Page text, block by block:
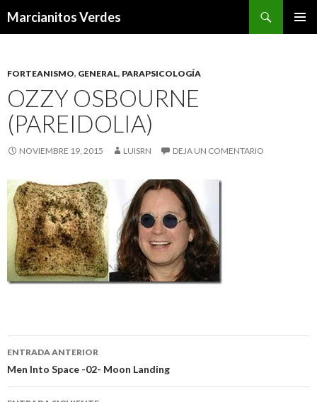
Marcianitos Verdes
FORTEANISMO, GENERAL, PARAPSICOLOGÍA
OZZY OSBOURNE
(PAREIDOLIA)
NOVIEMBRE 19, 2015 LUISRN DEJA UN COMENTARIO
Navegación
de
entradas
ENTRADA ANTERIOR
Men Into Space -02- Moon Landing